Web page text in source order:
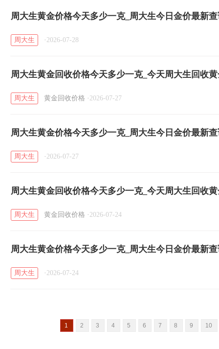
周大生黄金价格今天多少一克_周大生今日金价最新
周大生 · 2026-07-28
周大生黄金回收价格今天多少一克_今天周大生回收
日）
周大生 黄金回收价格 · 2026-07-27
周大生黄金价格今天多少一克_周大生今日金价最新
周大生 · 2026-07-27
周大生黄金回收价格今天多少一克_今天周大生回收
日）
周大生 黄金回收价格 · 2026-07-24
周大生黄金价格今天多少一克_周大生今日金价最新
周大生 · 2026-07-24
1 2 3 4 5 6 7 8 9 10